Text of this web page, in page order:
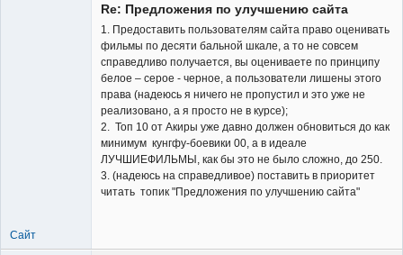
Re: Предложения по улучшению сайта
1. Предоставить пользователям сайта право оценивать
фильмы по десяти бальной шкале, а то не совсем
справедливо получается, вы оцениваете по принципу
белое – серое - черное, а пользователи лишены этого
права (надеюсь я ничего не пропустил и это уже не
реализовано, а я просто не в курсе);
2. Топ 10 от Акиры уже давно должен обновиться до как
минимум кунгфу-боевики 00, а в идеале
ЛУЧШИЕФИЛЬМЫ, как бы это не было сложно, до 250.
3. (надеюсь на справедливое) поставить в приоритет
читать топик "Предложения по улучшению сайта"
Сайт